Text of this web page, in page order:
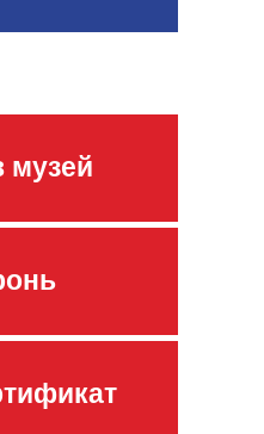
музей